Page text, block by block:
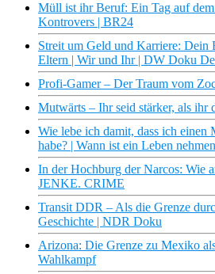
Müll ist ihr Beruf: Ein Tag auf
Kontrovers | BR24
Streit um Geld und Karriere: Dein
Eltern | Wir und Ihr | DW Doku
Profi-Gamer – Der Traum vom
Mutwärts – Ihr seid stärker, als ihr
Wie lebe ich damit, dass ich einen
habe? | Wann ist ein Leben
In der Hochburg der Narcos: Wie
JENKE. CRIME
Transit DDR – Als die Grenze
Geschichte | NDR Doku
Arizona: Die Grenze zu Mexiko
Wahlkampf